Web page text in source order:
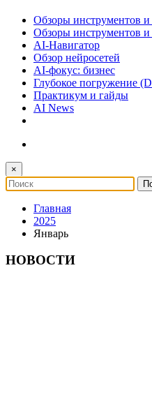
Обзоры инструментов
Обзоры инструментов
AI-Навигатор
Обзор нейросетей
AI-фокус: бизнес
Глубокое погружение
Практикум и гайды
AI News
×
Главная
2025
Январь
НОВОСТИ